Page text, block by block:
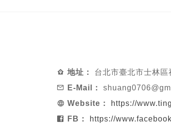
地址：
台北市臺北市士林區
E-Mail：
Website：
https://
FB：
https://